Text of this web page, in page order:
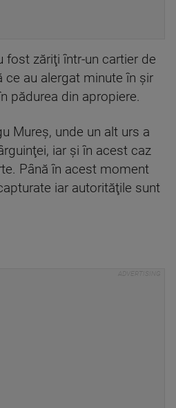
fost zăriţi într-un cartier de
ce au alergat minute în şir
pădurea din apropiere.
Mureş, unde un alt urs a
iar şi în acest caz
Până în acest moment
iar autorităţile sunt